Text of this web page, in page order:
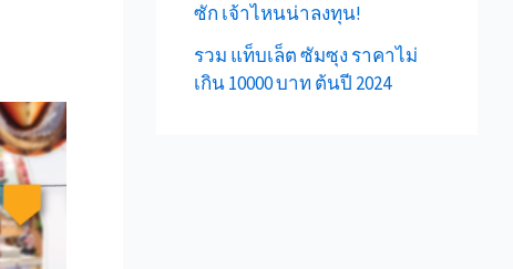
ซัก เจ้าไหนน่าลงทุน!
รวม แท็บเล็ต ซัมซุง ราคาไม่
เกิน 10000 บาท ต้นปี 2024